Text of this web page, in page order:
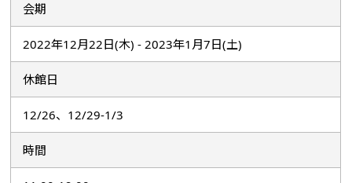
会期
2022年12月22日(木) - 2023年1月7日(土)
休館日
12/26、12/29-1/3
時間